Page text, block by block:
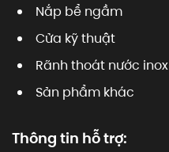
Nắp bể ngầm
Cửa kỹ thuật
Rãnh thoát nước inox
Sản phẩm khác
Thông tin hỗ trợ: